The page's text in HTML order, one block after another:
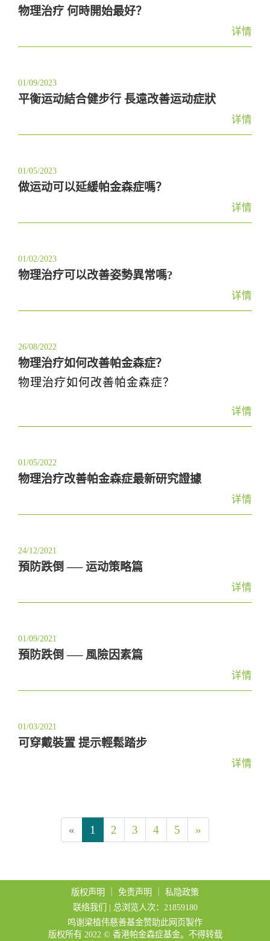
物理治疗 何時開始最好？
详情
01/09/2023
平衡运动結合健步行 長遠改善运动症狀
详情
01/05/2023
做运动可以延緩帕金森症嗎？
详情
01/02/2023
物理治疗可以改善姿勢異常嗎?
详情
26/08/2022
物理治疗如何改善帕金森症？
物理治疗如何改善帕金森症？
详情
01/05/2022
物理治疗改善帕金森症最新研究證據
详情
24/12/2021
預防跌倒 ── 运动策略篇
详情
01/09/2021
預防跌倒 ── 風險因素篇
详情
01/03/2021
可穿戴裝置 提示輕鬆踏步
详情
« 1 2 3 4 5 »
版权声明 免责声明
私隐政策
联络我们
| 总浏览人次：21859180
鸣谢梁植伟慈善基金赞助此网页製作
版权所有 2022 © 香港帕金森症基金。不得转载